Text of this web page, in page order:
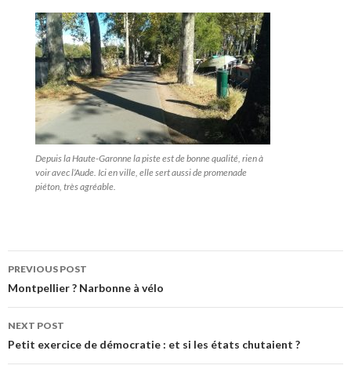
Depuis la Haute-Garonne la piste est de bonne qualité, rien à
voir avec l’Aude. Ici en ville, elle sert aussi de promenade
piéton, très agréable.
Post
navigation
PREVIOUS POST
Montpellier ? Narbonne à vélo
NEXT POST
Petit exercice de démocratie : et si les états chutaient ?